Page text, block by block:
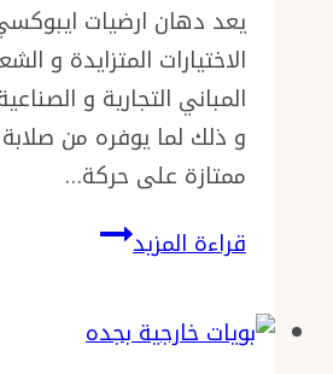
داخلية
للفلل
بجدة
يعد دهان ارضيات
الاختيارات المتزايدة و
المباني التجارية و
و ذلك لما يوفره من
ممتازة على حركة…
قراءة المزيددهان
جدة